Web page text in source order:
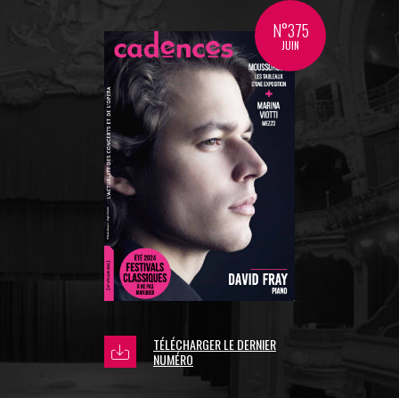
N°375
JUIN
TÉLÉCHARGER LE DERNIER
NUMÉRO